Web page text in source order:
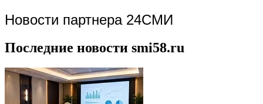
Новости партнера 24СМИ
Последние новости smi58.ru